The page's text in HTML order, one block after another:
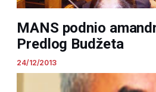
MANS podnio
Predlog Budžeta
24/12/2013